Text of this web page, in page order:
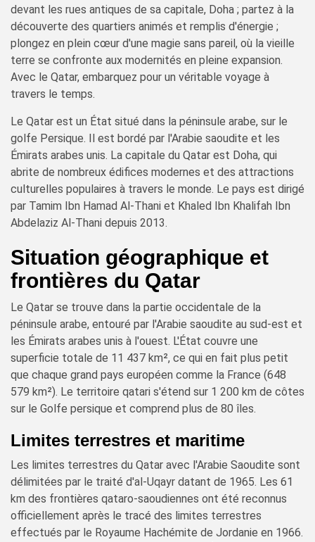
devant les rues antiques de sa capitale, Doha ; partez à la
découverte des quartiers animés et remplis d'énergie ;
plongez en plein cœur d'une magie sans pareil, où la vieille
terre se confronte aux modernités en pleine expansion.
Avec le Qatar, embarquez pour un véritable voyage à
travers le temps.
Le Qatar est un État situé dans la péninsule arabe, sur le
golfe Persique. Il est bordé par l'Arabie saoudite et les
Émirats arabes unis. La capitale du Qatar est Doha, qui
abrite de nombreux édifices modernes et des attractions
culturelles populaires à travers le monde. Le pays est dirigé
par Tamim Ibn Hamad Al-Thani et Khaled Ibn Khalifah Ibn
Abdelaziz Al-Thani depuis 2013.
Situation géographique et
frontières du Qatar
Le Qatar se trouve dans la partie occidentale de la
péninsule arabe, entouré par l'Arabie saoudite au sud-est et
les Émirats arabes unis à l'ouest. L'État couvre une
superficie totale de 11 437 km², ce qui en fait plus petit
que chaque grand pays européen comme la France (648
579 km²). Le territoire qatari s'étend sur 1 200 km de côtes
sur le Golfe persique et comprend plus de 80 îles.
Limites terrestres et maritime
Les limites terrestres du Qatar avec l'Arabie Saoudite sont
délimitées par le traité d'al-Uqayr datant de 1965. Les 61
km des frontières qataro-saoudiennes ont été reconnus
officiellement après le tracé des limites terrestres
effectués par le Royaume Hachémite de Jordanie en 1966.